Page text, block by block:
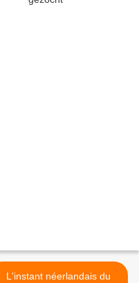
L'instant néerlandais du